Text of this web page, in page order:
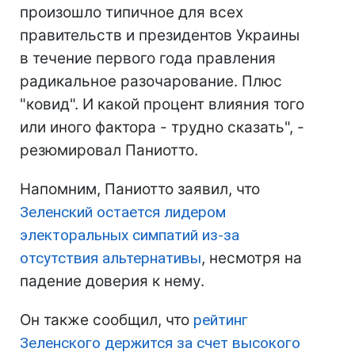
произошло типичное для всех
правительств и президентов Украины
в течение первого года правления
радикальное разочарование. Плюс
"ковид". И какой процент влияния того
или иного фактора - трудно сказать", -
резюмировал Паниотто.
Напомним, Паниотто заявил, что
Зеленский остается лидером
электоральных симпатий из-за
отсутствия альтернативы, несмотря на
падение доверия к нему.
Он также сообщил, что рейтинг
Зеленского держится за счет высокого